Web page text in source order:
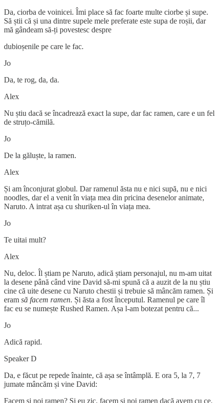
Da, ciorba de voinicei. Îmi place să fac foarte multe ciorbe și supe.
Să știi că și una dintre supele mele preferate este supa de roșii, dar
mă gândeam să-ți povestesc despre
dubioșenile pe care le fac.
Jo
Da, te rog, da, da.
Alex
Nu știu dacă se încadrează exact la supe, dar fac ramen, care e un fel
de struțo-cămilă.
Jo
De la găluște, la ramen.
Alex
Și am înconjurat globul. Dar ramenul ăsta nu e nici supă, nu e nici
noodles, dar el a venit în viața mea din pricina desenelor animate,
Naruto. A intrat așa cu shuriken-ul în viața mea.
Jo
Te uitai mult?
Alex
Nu, deloc. Îl știam pe Naruto, adică știam personajul, nu m-am uitat
la desene până când vine David să-mi spună că a auzit de la nu știu
cine că uite desene cu Naruto chestii și trebuie să mâncăm ramen. Și
eram să facem ramen. Și ăsta a fost începutul. Ramenul pe care îl
fac eu se numește Rushed Ramen. Așa l-am botezat pentru că...
Jo
Adică rapid.
Speaker D
Da, e făcut pe repede înainte, că așa se întâmplă. E ora 5, la 7, 7
jumate mâncăm și vine David:
Facem și noi ramen? Și eu zic, facem și noi ramen dacă avem cu ce.